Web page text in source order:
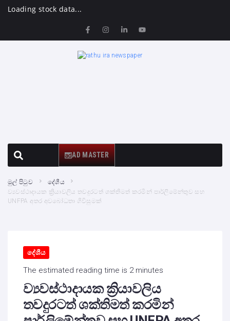
Loading stock data...
AD MASTER
මුල් පිටුව
දේශීය
ව්‍යවස්ථාදායක ක්‍රියාවලිය තවදුරටත් ශක්තිමත් කරමින් පාර්ලිමේන්තුව සහ
UNFPA අතර අවබෝධතා ගිවිසුමක්
දේශීය
The estimated reading time is 2 minutes
ව්‍යවස්ථාදායක ක්‍රියාවලිය
තවදුරටත් ශක්තිමත් කරමින්